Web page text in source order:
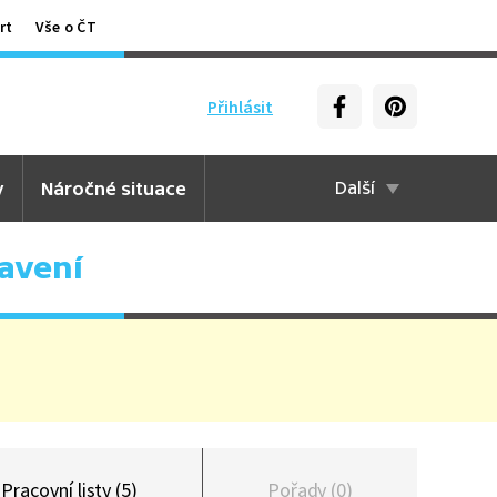
Vše o ČT
Přihlásit
Náročné situace Další
Pracovní listy (5) Pořady (0)